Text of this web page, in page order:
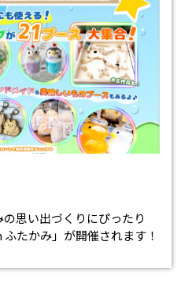
思い出づくりにぴったり
たかみ」が開催されます！